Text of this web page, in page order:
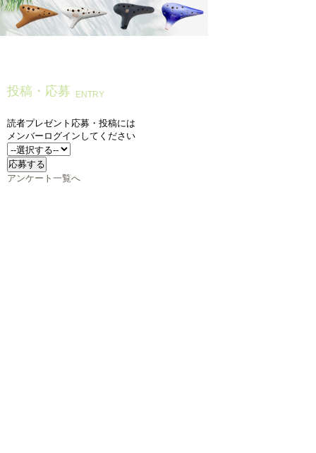
投稿・応募 ENTRY
読者プレゼント応募・投稿には
メンバーログインしてください
アンケート一覧へ